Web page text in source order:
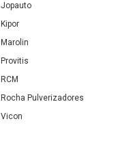
Jopauto
Kipor
Marolin
Provitis
RCM
Rocha Pulverizadores
Vicon